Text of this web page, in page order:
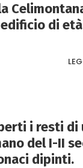
di età
i resti di
del I-II
dipinti.